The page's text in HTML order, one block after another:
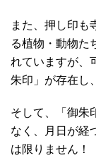
また、押し印も
る植物・動物た
れていますが、
朱印」が存在し
そして、「御朱
なく、月日が経
は限りません！